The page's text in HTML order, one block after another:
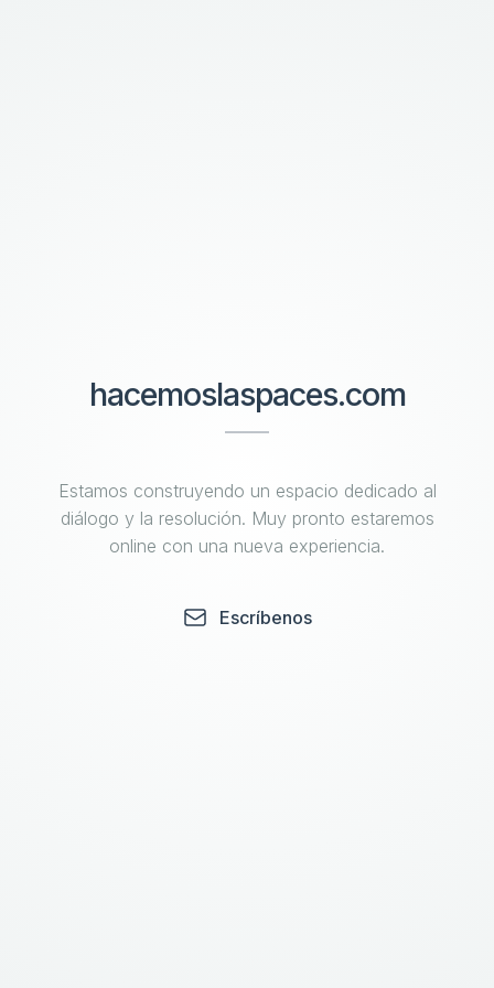
hacemoslaspaces.com
Estamos construyendo un espacio dedicado al
diálogo y la resolución. Muy pronto estaremos
online con una nueva experiencia.
Escríbenos